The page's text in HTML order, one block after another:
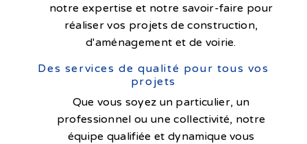
notre expertise et notre savoir-faire pour
réaliser vos projets de construction,
d'aménagement et de voirie.
Des services de qualité pour tous vos
projets
Que vous soyez un particulier, un
professionnel ou une collectivité, notre
équipe qualifiée et dynamique vous